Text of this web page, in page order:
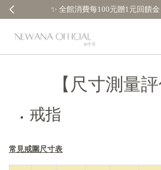
費每100元贈1元回饋金｜回饋無上限 ✨
【尺寸測量評
戒指
常見戒圍尺寸表